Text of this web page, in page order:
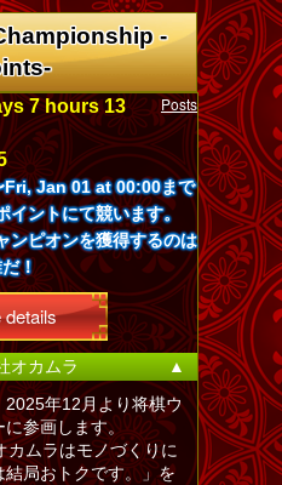
-
Posts
7 hours 13
Jan 01 at 00:00まで
イントにて競います。
ンピオンを獲得するのは
！
details
オカムラ
▲
年12月より将棋ウ
に参画します。
カムラはモノづくりに
局おトクです。」を